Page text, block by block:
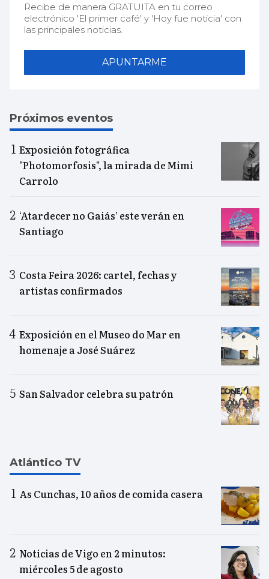
Recibe de manera GRATUITA en tu correo
electrónico 'El primer café' y 'Hoy fue noticia' con
las principales noticias.
APUNTARME
Próximos eventos
Exposición fotográfica
"Photomorfosis", la mirada de Mimi
Carrolo
‘Atardecer no Gaiás’ este verán en
Santiago
Costa Feira 2026: cartel, fechas y
artistas confirmados
Exposición en el Museo do Mar en
homenaje a José Suárez
San Salvador celebra su patrón
Atlántico TV
As Cunchas, 10 años de comida casera
Noticias de Vigo en 2 minutos:
miércoles 5 de agosto